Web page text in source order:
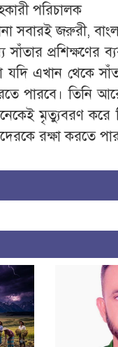
পরিচালক
সবারই জরুরী,
প্রশিক্ষণের
এখান থেকে
পারবে। তিনি
মৃত্যুবরণ করে
রক্ষা করতে